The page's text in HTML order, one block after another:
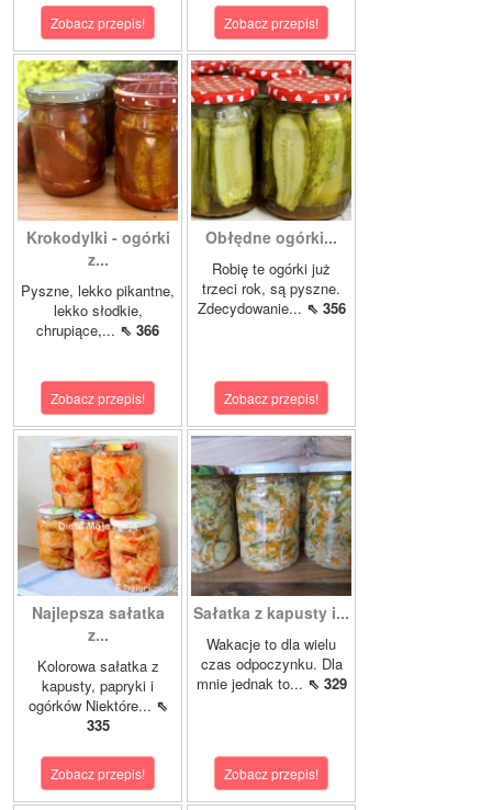
Zobacz przepis! Zobacz przepis!
Krokodylki - ogórki
z...
Pyszne, lekko pikantne,
lekko słodkie,
chrupiące,... ⇖ 366
Zobacz przepis!
Obłędne ogórki...
Robię te ogórki już
trzeci rok, są pyszne.
Zdecydowanie... ⇖ 356
Zobacz przepis!
Najlepsza sałatka
z...
Kolorowa sałatka z
kapusty, papryki i
ogórków Niektóre... ⇖
335
Zobacz przepis!
Sałatka z kapusty i...
Wakacje to dla wielu
czas odpoczynku. Dla
mnie jednak to... ⇖ 329
Zobacz przepis!